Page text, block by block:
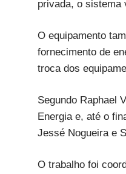
privada, o sistema
O equipamento
fornecimento de
troca dos
Segundo Raphael
Energia e, até o
Jessé Nogueira e
O trabalho foi